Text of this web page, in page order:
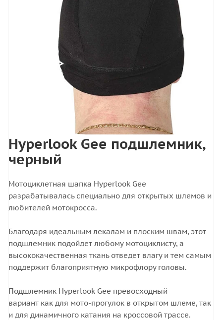
Hyperlook Gee подшлемник,
черный
Мотоциклетная шапка Hyperlook Gee
разрабатывалась специально для открытых шлемов и
любителей мотокросса.
Благодаря идеальным лекалам и плоским швам, этот
подшлемник подойдет любому мотоциклисту, а
высококачественная ткань отведет влагу и тем самым
поддержит благоприятную микрофлору головы.
Подшлемник Hyperlook Gee превосходный
вариант как для мото-прогулок в открытом шлеме, так
и для динамичного катания на кроссовой трассе.